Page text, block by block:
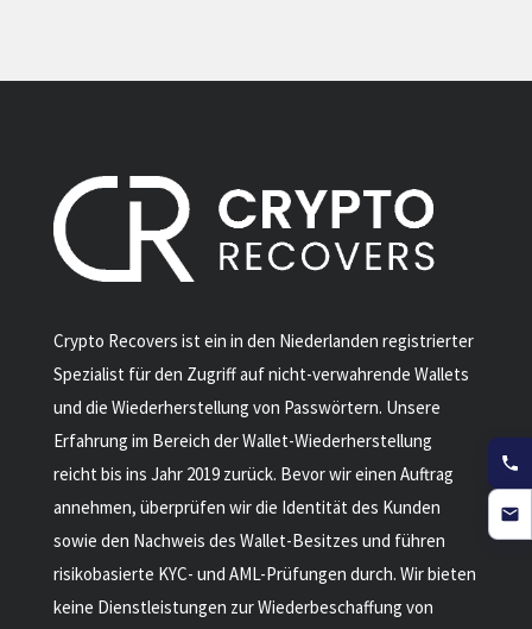
Crypto Recovers ist ein in den Niederlanden registrierter
Spezialist für den Zugriff auf nicht-verwahrende Wallets
und die Wiederherstellung von Passwörtern. Unsere
Erfahrung im Bereich der Wallet-Wiederherstellung
reicht bis ins Jahr 2019 zurück. Bevor wir einen Auftrag
annehmen, überprüfen wir die Identität des Kunden
sowie den Nachweis des Wallet-Besitzes und führen
risikobasierte KYC- und AML-Prüfungen durch. Wir bieten
keine Dienstleistungen zur Wiederbeschaffung von